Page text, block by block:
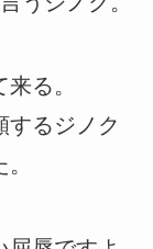
る。
するジノク